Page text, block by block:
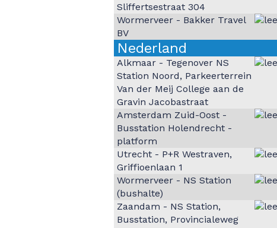
Sliffertsestraat 304
Wormerveer - Bakker Travel
BV
Nederland
Alkmaar - Tegenover NS
Station Noord, Parkeerterrein
Van der Meij College aan de
Gravin Jacobastraat
Amsterdam Zuid-Oost -
Busstation Holendrecht -
platform
Utrecht - P+R Westraven,
Griffioenlaan 1
Wormerveer - NS Station
(bushalte)
Zaandam - NS Station,
Busstation, Provincialeweg